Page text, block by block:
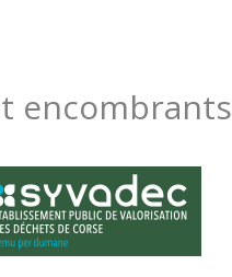
encombrants